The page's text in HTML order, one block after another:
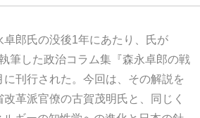
郎氏の没後1年にあたり、氏が
筆した政治コラム集『森永卓郎の戦
刊行された。今回は、その解説を
革派官僚の古賀茂明氏と、同じく